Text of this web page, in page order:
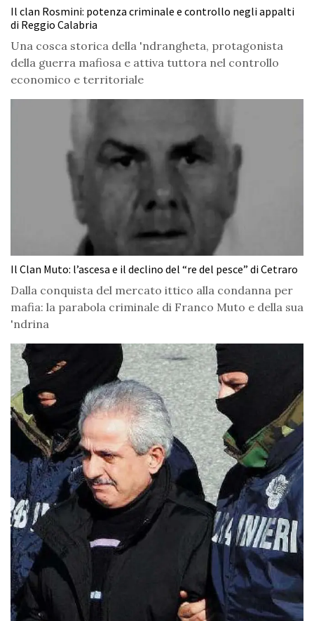
Il clan Rosmini: potenza criminale e controllo negli appalti
di Reggio Calabria
Una cosca storica della 'ndrangheta, protagonista
della guerra mafiosa e attiva tuttora nel controllo
economico e territoriale
Il Clan Muto: l’ascesa e il declino del “re del pesce” di Cetraro
Dalla conquista del mercato ittico alla condanna per
mafia: la parabola criminale di Franco Muto e della sua
'ndrina